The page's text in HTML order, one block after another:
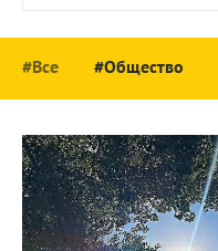
#Все #Общество